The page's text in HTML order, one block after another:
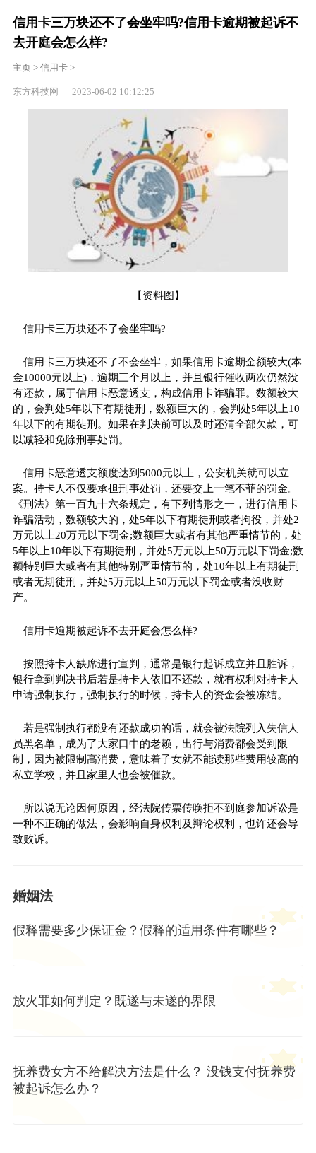
信用卡三万块还不了会坐牢吗?信用卡逾期被起诉不
去开庭会怎么样?
主页> 信用卡>
东方科技网 2023-06-02 10:12:25
【资料图】
信用卡三万块还不了会坐牢吗?
信用卡三万块还不了不会坐牢，如果信用卡逾期金额较大(本
金10000元以上)，逾期三个月以上，并且银行催收两次仍然没
有还款，属于信用卡恶意透支，构成信用卡诈骗罪。数额较大
的，会判处5年以下有期徒刑，数额巨大的，会判处5年以上10
年以下的有期徒刑。如果在判决前可以及时还清全部欠款，可
以减轻和免除刑事处罚。
信用卡恶意透支额度达到5000元以上，公安机关就可以立
案。持卡人不仅要承担刑事处罚，还要交上一笔不菲的罚金。
《刑法》第一百九十六条规定，有下列情形之一，进行信用卡
诈骗活动，数额较大的，处5年以下有期徒刑或者拘役，并处2
万元以上20万元以下罚金;数额巨大或者有其他严重情节的，处
5年以上10年以下有期徒刑，并处5万元以上50万元以下罚金;数
额特别巨大或者有其他特别严重情节的，处10年以上有期徒刑
或者无期徒刑，并处5万元以上50万元以下罚金或者没收财
产。
信用卡逾期被起诉不去开庭会怎么样?
按照持卡人缺席进行宣判，通常是银行起诉成立并且胜诉，
银行拿到判决书后若是持卡人依旧不还款，就有权利对持卡人
申请强制执行，强制执行的时候，持卡人的资金会被冻结。
若是强制执行都没有还款成功的话，就会被法院列入失信人
员黑名单，成为了大家口中的老赖，出行与消费都会受到限
制，因为被限制高消费，意味着子女就不能读那些费用较高的
私立学校，并且家里人也会被催款。
所以说无论因何原因，经法院传票传唤拒不到庭参加诉讼是
一种不正确的做法，会影响自身权利及辩论权利，也许还会导
致败诉。
婚姻法
假释需要多少保证金？假释的适用条件有哪些？
放火罪如何判定？既遂与未遂的界限
抚养费女方不给解决方法是什么？ 没钱支付抚养费
被起诉怎么办？